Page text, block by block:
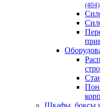
(404)
Шкафы, боксы